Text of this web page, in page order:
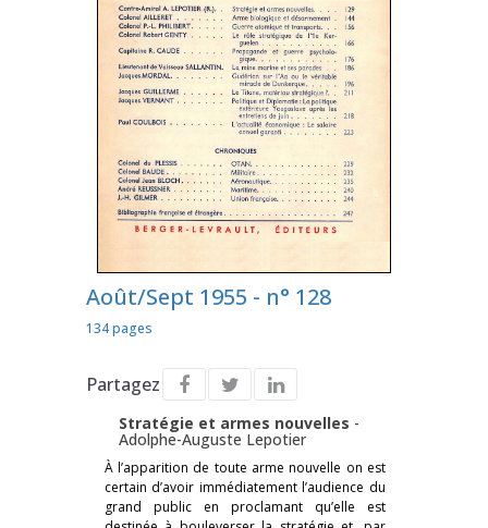
Août/Sept 1955 - n° 128
134 pages
Partagez
Stratégie et armes nouvelles -
Adolphe-Auguste Lepotier
À l’apparition de toute arme nouvelle on est
certain d’avoir immédiatement l’audience du
grand public en proclamant qu’elle est